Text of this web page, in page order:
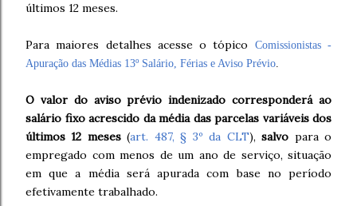
últimos 12 meses.
Para maiores detalhes acesse o tópico
Comissionistas -
Apuração das Médias 13º Salário, Férias e Aviso Prévio.
O valor do aviso prévio indenizado corresponderá ao
salário fixo acrescido da média das parcelas variáveis dos
últimos 12 meses(art. 487, § 3º da CLT),salvo para o
empregado com menos de um ano de serviço, situação
em que a média será apurada com base no período
efetivamente trabalhado.